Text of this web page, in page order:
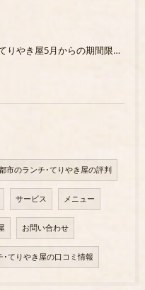
照り焼き専門店てりやき屋5月からの期間限定商品
市のランチ･てりやき屋の評判
サービス メニュー
お問い合わせ
･てりやき屋の口コミ情報